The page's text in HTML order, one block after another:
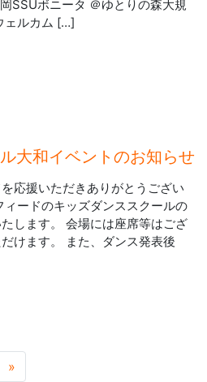
SSUボニータ ＠ゆとりの森大規
ェルカム […]
大和イベントのお知らせ
応援いただきありがとうござい
ィードのキッズダンススクールの
します。 会場には座席等はござ
けます。 また、ダンス発表後
ション
»